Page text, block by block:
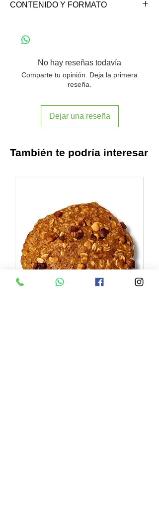
*Puede contener trazas de gluten,
CONTENIDO Y FORMATO
No hay reseñas todavía
Comparte tu opinión. Deja la primera
reseña.
Dejar una reseña
También te podría interesar